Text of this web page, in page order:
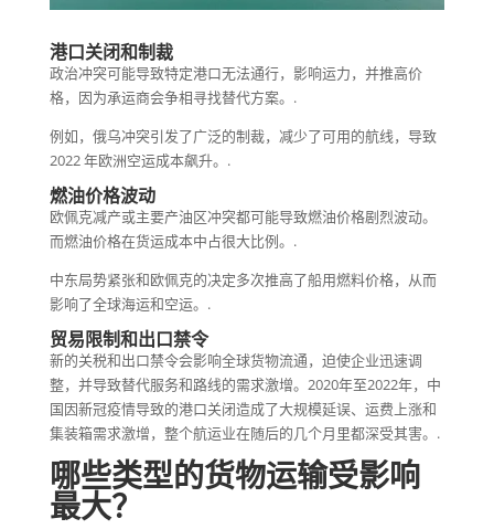
港口关闭和制裁
政治冲突可能导致特定港口无法通行，影响运力，并推高价
格，因为承运商会争相寻找替代方案。.
例如，俄乌冲突引发了广泛的制裁，减少了可用的航线，导致
2022 年欧洲空运成本飙升。.
燃油价格波动
欧佩克减产或主要产油区冲突都可能导致燃油价格剧烈波动。
而燃油价格在货运成本中占很大比例。.
中东局势紧张和欧佩克的决定多次推高了船用燃料价格，从而
影响了全球海运和空运。.
贸易限制和出口禁令
新的关税和出口禁令会影响全球货物流通，迫使企业迅速调
整，并导致替代服务和路线的需求激增。2020年至2022年，中
国因新冠疫情导致的港口关闭造成了大规模延误、运费上涨和
集装箱需求激增，整个航运业在随后的几个月里都深受其害。.
哪些类型的货物运输受影响
最大？